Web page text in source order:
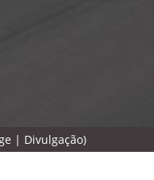
| Divulgação)